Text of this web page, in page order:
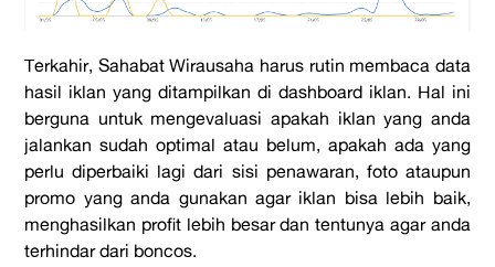
Terkahir, Sahabat Wirausaha harus rutin membaca data
hasil iklan yang ditampilkan di dashboard iklan. Hal ini
berguna untuk mengevaluasi apakah iklan yang anda
jalankan sudah optimal atau belum, apakah ada yang
perlu diperbaiki lagi dari sisi penawaran, foto ataupun
promo yang anda gunakan agar iklan bisa lebih baik,
menghasilkan profit lebih besar dan tentunya agar anda
terhindar dari boncos.